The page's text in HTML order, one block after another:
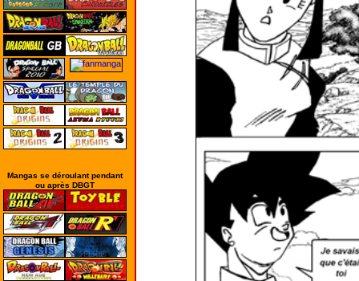
Mangas se déroulant pendant
ou après DBGT